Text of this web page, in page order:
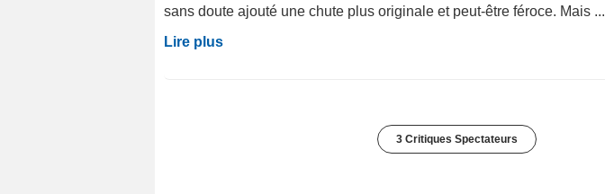
sans doute ajouté une chute plus originale et peut-être féroce. Mais ...
Lire plus
3 Critiques Spectateurs